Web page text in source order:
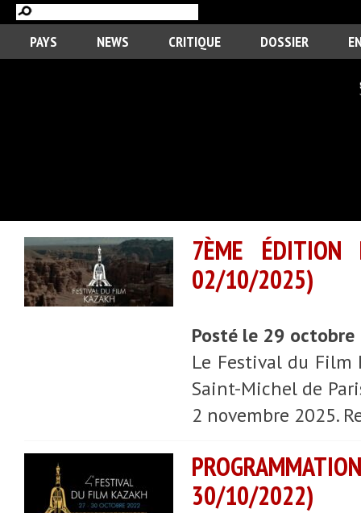
PAYS NEWS CRITIQUE DOSSIER
7ÈME
02/10/2025)
Posté le 29
Le Festival du Film
Saint-Michel de
2 novembre 2025.
30/10/2022)